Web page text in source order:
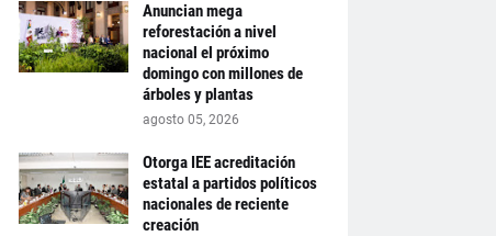
Anuncian mega
reforestación a nivel
nacional el próximo
domingo con millones de
árboles y plantas
agosto 05, 2026
Otorga IEE acreditación
estatal a partidos políticos
nacionales de reciente
creación